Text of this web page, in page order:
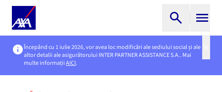
Începând cu 1 iulie 2026, vor avea loc modificări ale sediului social și ale
altor detalii ale asigurătorului INTER PARTNER ASSISTANCE S.A.. Mai
multe informațiiAICI.